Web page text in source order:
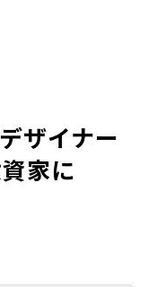
ザイナー
家に